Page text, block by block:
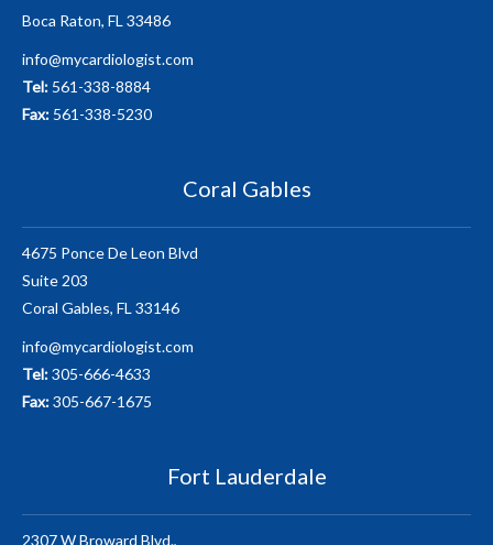
Boca Raton, FL 33486
info@mycardiologist.com
Tel: 561-338-8884
Fax: 561-338-5230
Coral Gables
4675 Ponce De Leon Blvd
Suite 203
Coral Gables, FL 33146
info@mycardiologist.com
Tel:305-666-4633
Fax:305-667-1675
Fort Lauderdale
2307 W Broward Blvd.,